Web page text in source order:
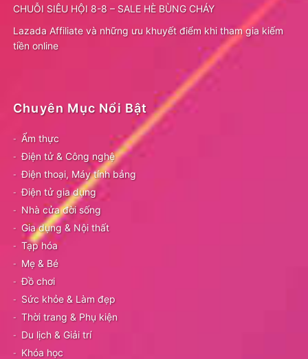
CHUỖI SIÊU HỘI 8-8 – SALE HÈ BÙNG CHÁY
Lazada Affiliate và những ưu khuyết điểm khi tham gia kiếm
tiền online
Chuyên Mục Nổi Bật
Ẩm thực
Điện tử & Công nghệ
Điện thoại, Máy tính bảng
Điện tử gia dụng
Nhà cửa đời sống
Gia dụng & Nội thất
Tạp hóa
Mẹ & Bé
Đồ chơi
Sức khỏe & Làm đẹp
Thời trang & Phụ kiện
Du lịch & Giải trí
Khóa học